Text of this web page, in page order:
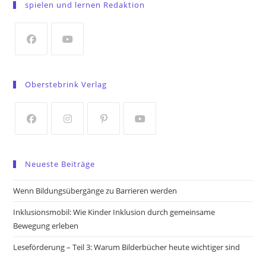
a
tab
spielen und lernen Redaktion
a
tab
tab
Oberstebrink Verlag
a
new
new
a
new
new
Neueste Beiträge
Wenn Bildungsübergänge zu Barrieren werden
Inklusionsmobil: Wie Kinder Inklusion durch gemeinsame
Bewegung erleben
Leseförderung – Teil 3: Warum Bilderbücher heute wichtiger sind